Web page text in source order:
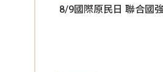
8/9國際原民日 聯合國